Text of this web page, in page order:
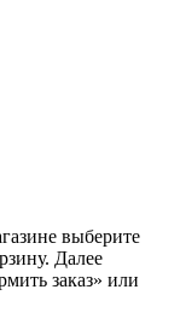
выберите
Далее
заказ» или